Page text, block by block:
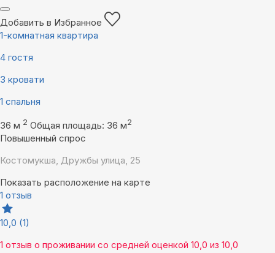
Добавить в Избранное
1-комнатная квартира
4 гостя
3 кровати
1 спальня
36 м 2 Общая площадь: 36 м2
Повышенный спрос
Костомукша, Дружбы улица, 25
Показать расположение на карте
1 отзыв
10,0 (1)
1 отзыв о проживании со средней оценкой 10,0 из 10,0